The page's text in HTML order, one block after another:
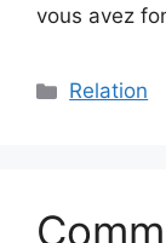
vous avez
Catégories
Relation